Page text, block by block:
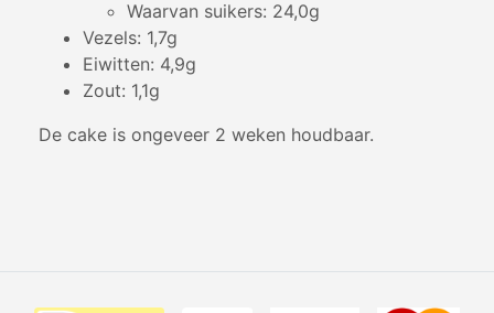
Waarvan suikers: 24,0g
Vezels: 1,7g
Eiwitten: 4,9g
Zout: 1,1g
De cake is ongeveer 2 weken houdbaar.